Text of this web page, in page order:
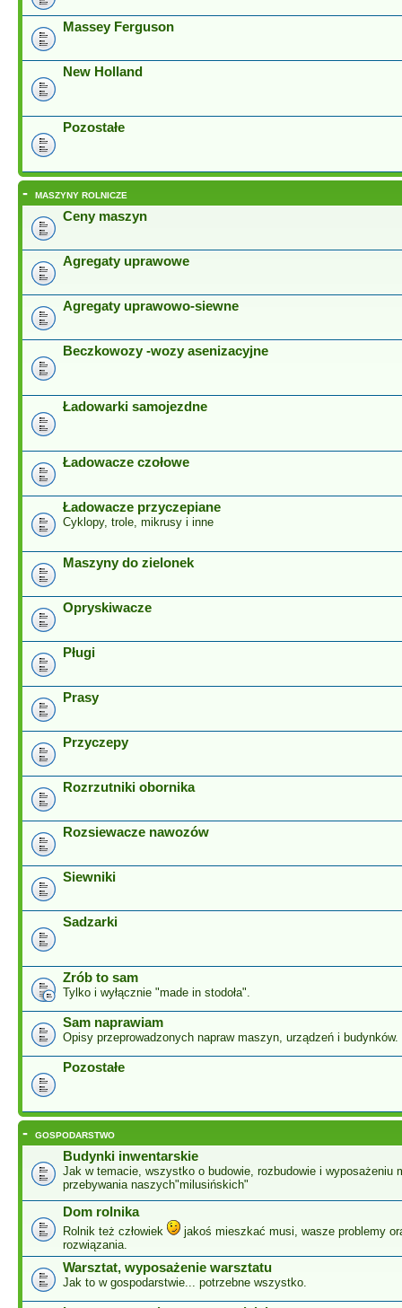
Massey Ferguson
New Holland
Pozostałe
- MASZYNY ROLNICZE
Ceny maszyn
Agregaty uprawowe
Agregaty uprawowo-siewne
Beczkowozy -wozy asenizacyjne
Ładowarki samojezdne
Ładowacze czołowe
Ładowacze przyczepiane
Cyklopy, trole, mikrusy i inne
Maszyny do zielonek
Opryskiwacze
Pługi
Prasy
Przyczepy
Rozrzutniki obornika
Rozsiewacze nawozów
Siewniki
Sadzarki
Zrób to sam
Tylko i wyłącznie "made in stodoła".
Sam naprawiam
Opisy przeprowadzonych napraw maszyn, urządzeń i budynków.
Pozostałe
- GOSPODARSTWO
Budynki inwentarskie
Jak w temacie, wszystko o budowie, rozbudowie i wyposażeniu
przebywania naszych"milusińskich"
Dom rolnika
Rolnik też człowiek
jakoś mieszkać musi, wasze problemy
rozwiązania.
Warsztat, wyposażenie warsztatu
Jak to w gospodarstwie... potrzebne wszystko.